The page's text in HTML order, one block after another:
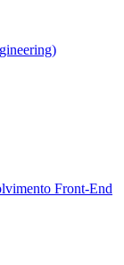
Front-End